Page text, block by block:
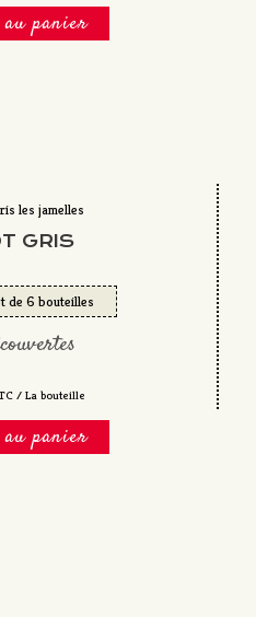
panier
GRIS
de 6 bouteilles
/ La bouteille
panier